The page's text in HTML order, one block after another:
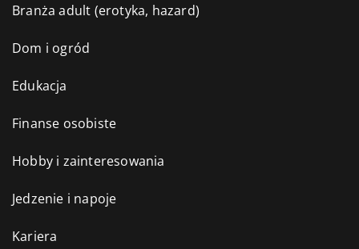
Branża adult (erotyka, hazard)
Dom i ogród
Edukacja
Finanse osobiste
Hobby i zainteresowania
Jedzenie i napoje
Kariera